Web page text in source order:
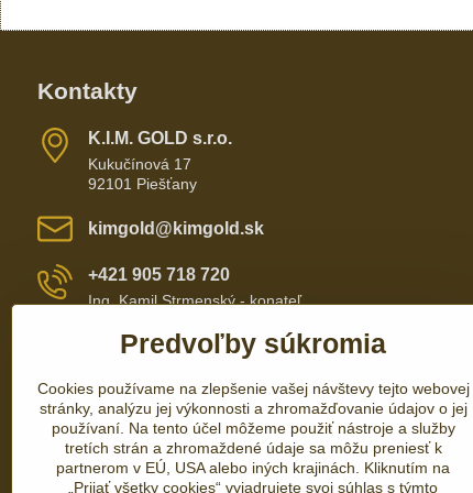
Kontakty
K​​.I​​.M​​. GOLD s​​.r​​.o​​.
Kukučínová 17
92101 Piešťany
kimgold​@kimgold​.sk
+421 905 718 720
Ing. Kamil Strmenský - konateľ
+421 905 657 700
+421 337 735 110
Predvoľby súkromia
Cookies používame na zlepšenie vašej návštevy tejto webovej
stránky, analýzu jej výkonnosti a zhromažďovanie údajov o jej
používaní. Na tento účel môžeme použiť nástroje a služby
tretích strán a zhromaždené údaje sa môžu preniesť k
partnerom v EÚ, USA alebo iných krajinách. Kliknutím na
„Prijať všetky cookies“ vyjadrujete svoj súhlas s týmto